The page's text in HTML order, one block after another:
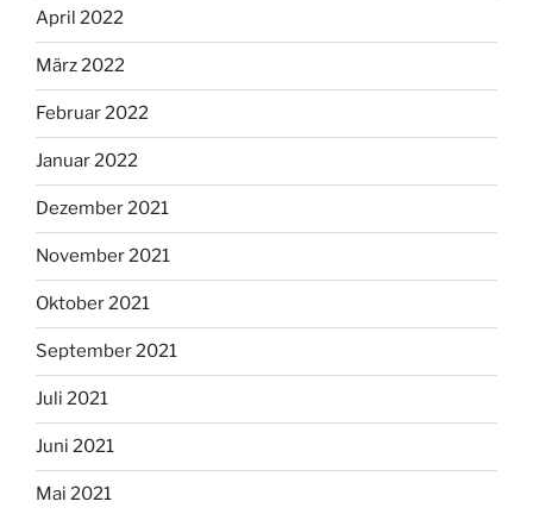
April 2022
März 2022
Februar 2022
Januar 2022
Dezember 2021
November 2021
Oktober 2021
September 2021
Juli 2021
Juni 2021
Mai 2021